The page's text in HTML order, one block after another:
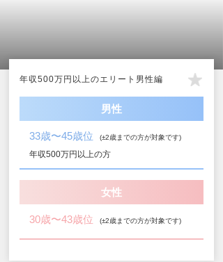
年収500万円以上のエリート男性編
男性
33歳〜45歳位 (±2歳までの方が対象です)
年収500万円以上の方
女性
30歳〜43歳位 (±2歳までの方が対象です)